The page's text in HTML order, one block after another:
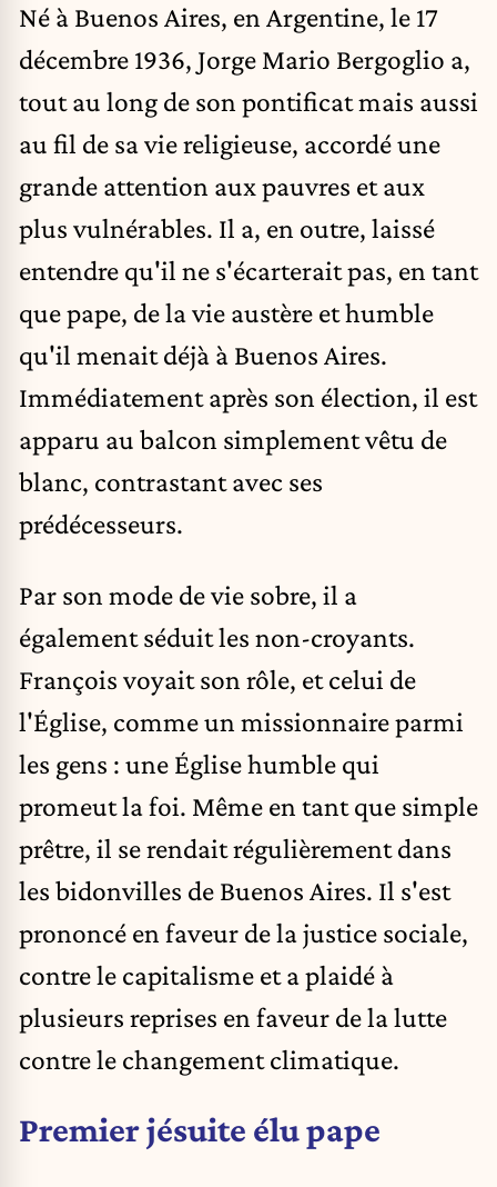
Né à Buenos Aires, en Argentine, le 17
décembre 1936, Jorge Mario Bergoglio a,
tout au long de son pontificat mais aussi
au fil de sa vie religieuse, accordé une
grande attention aux pauvres et aux
plus vulnérables. Il a, en outre, laissé
entendre qu'il ne s'écarterait pas, en tant
que pape, de la vie austère et humble
qu'il menait déjà à Buenos Aires.
Immédiatement après son élection, il est
apparu au balcon simplement vêtu de
blanc, contrastant avec ses
prédécesseurs.
Par son mode de vie sobre, il a
également séduit les non-croyants.
François voyait son rôle, et celui de
l'Église, comme un missionnaire parmi
les gens : une Église humble qui
promeut la foi. Même en tant que simple
prêtre, il se rendait régulièrement dans
les bidonvilles de Buenos Aires. Il s'est
prononcé en faveur de la justice sociale,
contre le capitalisme et a plaidé à
plusieurs reprises en faveur de la lutte
contre le changement climatique.
Premier jésuite élu pape